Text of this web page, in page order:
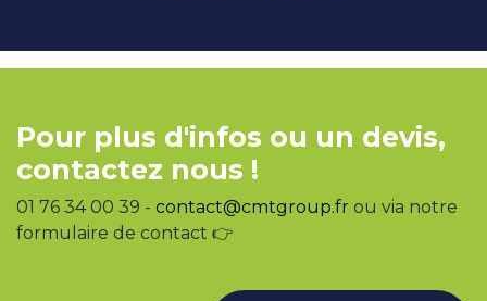
Pour plus d'infos ou un devis,
contactez nous !
01 76 34 00 39 - contact@cmtgroup.fr ou via notre
formulaire de contact 👉